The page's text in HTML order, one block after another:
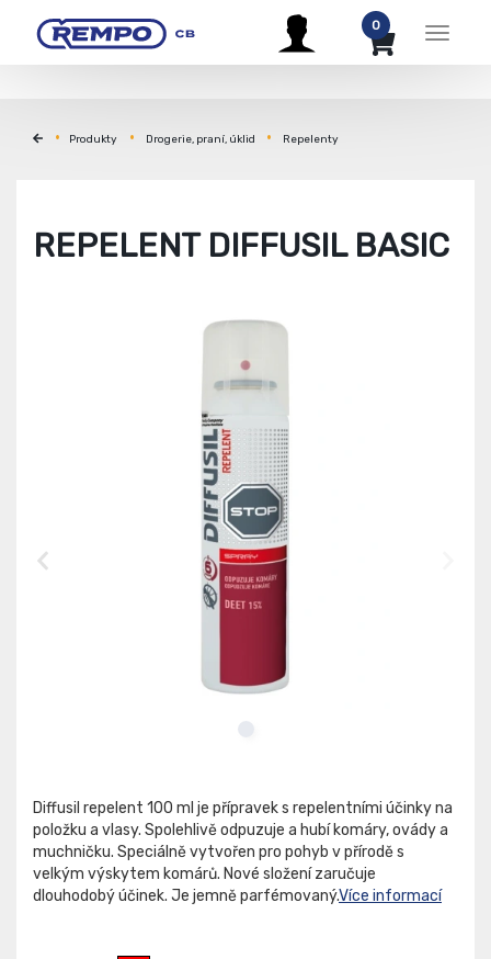
Menu
0
Produkty Drogerie, praní, úklid Repelenty
REPELENT DIFFUSIL BASIC
Diffusil repelent 100 ml je přípravek s repelentními účinky na
položku a vlasy. Spolehlivě odpuzuje a hubí komáry, ovády a
muchničku. Speciálně vytvořen pro pohyb v přírodě s
velkým výskytem komárů. Nové složení zaručuje
dlouhodobý účinek. Je jemně parfémovaný.Více informací